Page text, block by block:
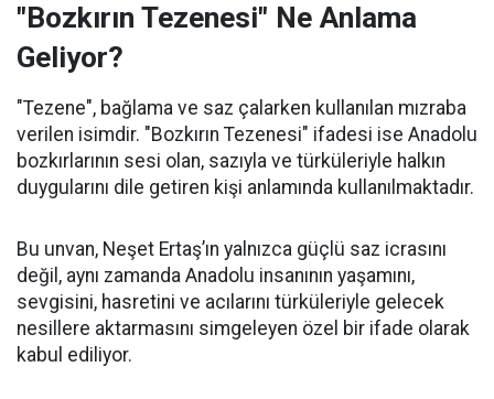
"Bozkırın Tezenesi" Ne Anlama
Geliyor?
"Tezene", bağlama ve saz çalarken kullanılan mızraba
verilen isimdir. "Bozkırın Tezenesi" ifadesi ise Anadolu
bozkırlarının sesi olan, sazıyla ve türküleriyle halkın
duygularını dile getiren kişi anlamında kullanılmaktadır.
Bu unvan, Neşet Ertaş’ın yalnızca güçlü saz icrasını
değil, aynı zamanda Anadolu insanının yaşamını,
sevgisini, hasretini ve acılarını türküleriyle gelecek
nesillere aktarmasını simgeleyen özel bir ifade olarak
kabul ediliyor.